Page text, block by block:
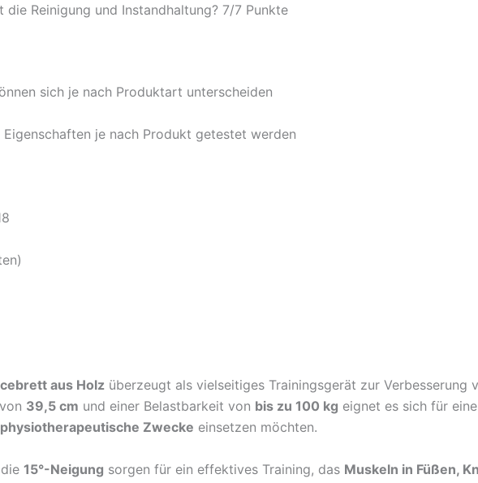
Reinigung und Instandhaltung? 7/7 Punkte
sich je nach Produktart unterscheiden
je nach Produkt getestet werden
aus Holz überzeugt als vielseitiges Trainingsgerät zur Verbesserung
39,5 cm und einer Belastbarkeit von bis zu 100 kg eignet es sich für
physiotherapeutische Zwecke einsetzen möchten.
15°-Neigung sorgen für ein effektives Training, das Muskeln in Füßen,